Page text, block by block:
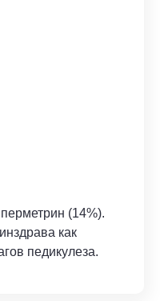
(14%).
как
педикулеза.